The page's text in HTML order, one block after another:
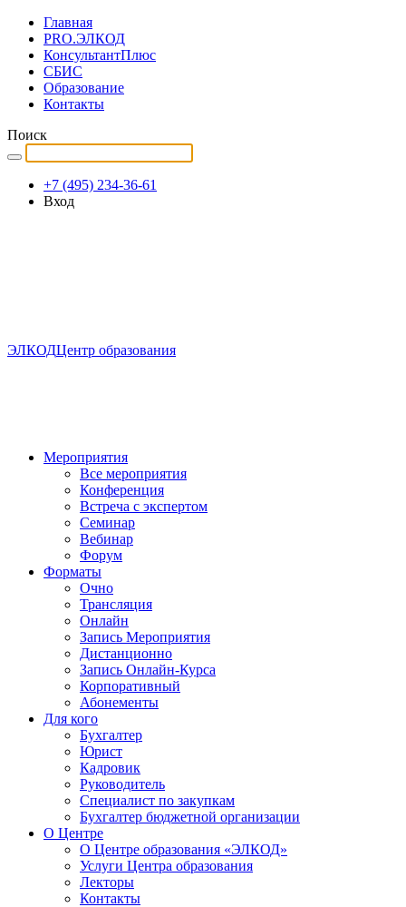
Главная
PRO.ЭЛКОД
КонсультантПлюс
СБИС
Образование
Контакты
Поиск
+7 (495) 234-36-61
Вход
ЭЛКОДЦентр образования
Мероприятия
Все мероприятия
Конференция
Встреча с экспертом
Семинар
Вебинар
Форум
Форматы
Очно
Трансляция
Онлайн
Запись Мероприятия
Дистанционно
Запись Онлайн-Курса
Корпоративный
Абонементы
Для кого
Бухгалтер
Юрист
Кадровик
Руководитель
Специалист по закупкам
Бухгалтер бюджетной организации
О Центре
О Центре образования «ЭЛКОД»
Услуги Центра образования
Лекторы
Контакты